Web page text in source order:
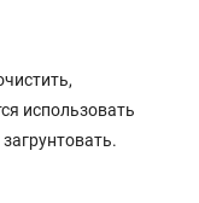
использовать